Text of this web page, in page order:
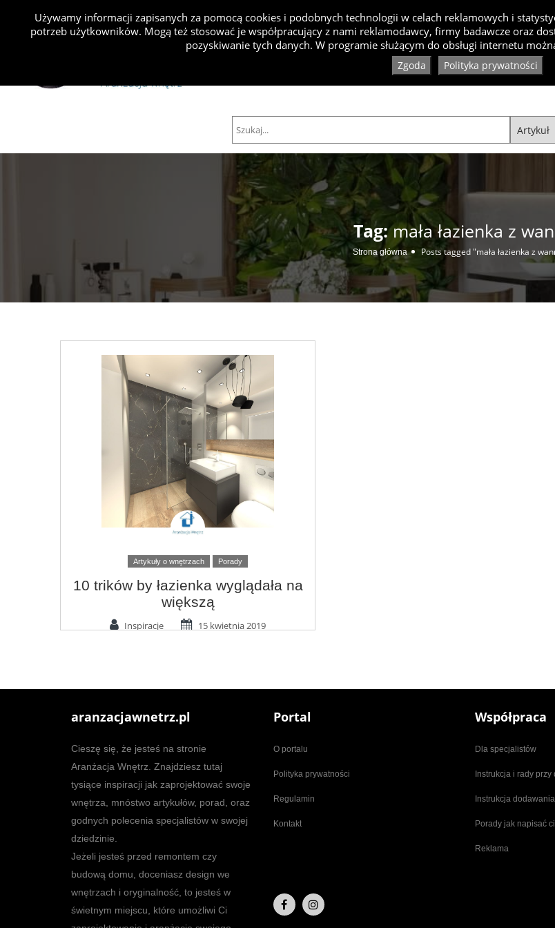
Projekty Inspiracje Artykuły Produkty
Tag:mała łazienka z
Strona główna Posts tagged "mała łazienka z
Artykuły o wnętrzach Porady
10 trików by łazienka wyglądała na
większą
Inspiracje 15 kwietnia 2019
aranzacjawnetrz.pl
Cieszę się, że jesteś na stronie
Aranżacja Wnętrz. Znajdziesz tutaj
tysiące inspiracji jak zaprojektować swoje
wnętrza, mnóstwo artykułów, porad, oraz
godnych polecenia specjalistów w swojej
dziedzinie.
Jeżeli jesteś przed remontem czy
budową domu, doceniasz design we
wnętrzach i oryginalność, to jesteś w
świetnym miejscu, które umożliwi Ci
Portal
O portalu
Polityka prywatności
Regulamin
Kontakt
Współpraca
Dla specjalistów
Instrukcja i rady
Instrukcja
Porady jak napisać
Reklama
Używamy informacji zapisanych za pomocą cookies i podobnych technologii w celach reklamowych i
potrzeb użytkowników. Mogą też stosować je współpracujący z nami reklamodawcy, firmy badawcze oraz
pozyskiwanie tych danych. W programie służącym do obsługi internetu
Zgoda Polityka prywatności